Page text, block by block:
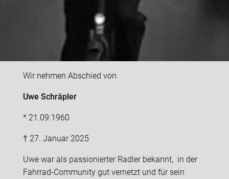
Wir nehmen Abschied von
Uwe Schräpler
* 21.09.1960
† 27. Januar 2025
Uwe war als passionierter Radler bekannt, in der
Fahrrad-Community gut vernetzt und für sein